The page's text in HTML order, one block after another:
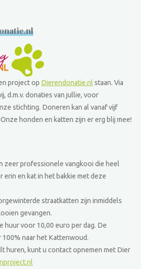
project op Dierendonatie.nl staan. Via
d.m.v. donaties van jullie, voor
stichting. Doneren kan al vanaf vijf
honden en katten zijn er erg blij mee!
zeer professionele vangkooi die heel
en kat in het bakkie met deze
straatkatten zijn inmiddels
gevangen.
huur voor 10,00 euro per dag. De
naar het Kattenwoud.
huren, kunt u contact opnemen met Dier